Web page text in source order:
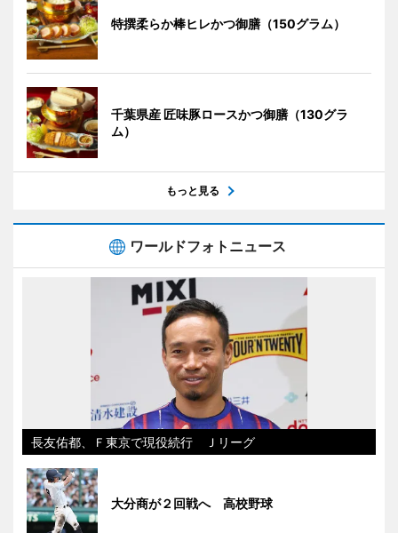
特撰柔らか棒ヒレかつ御膳（150グラム）
千葉県産 匠味豚ロースかつ御膳（130グラ
ム）
もっと見る
ワールドフォトニュース
長友佑都、Ｆ東京で現役続行 Ｊリーグ
大分商が２回戦へ 高校野球